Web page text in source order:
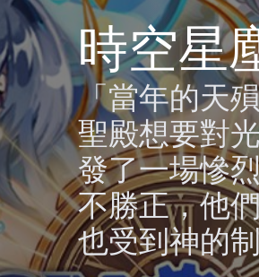
時空星
「當年的天
聖殿想要對
發了一場慘
不勝正，他
也受到神的